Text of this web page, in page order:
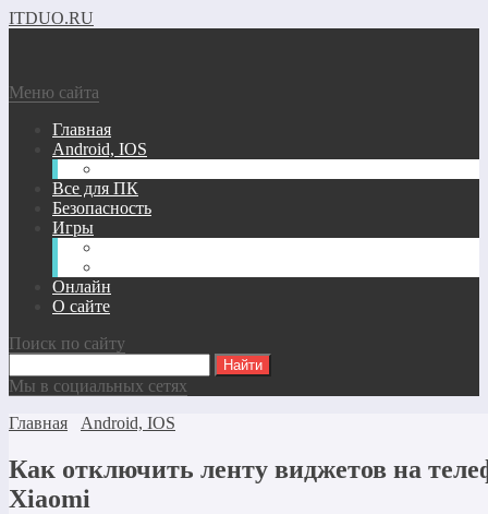
ITDUO.RU
Меню сайта
Главная
Android, IOS
Все для ПК
Безопасность
Игры
Онлайн
О сайте
Поиск по сайту
Мы в социальных сетях
Главная
Android, IOS
Как отключить ленту виджетов на
Xiaomi